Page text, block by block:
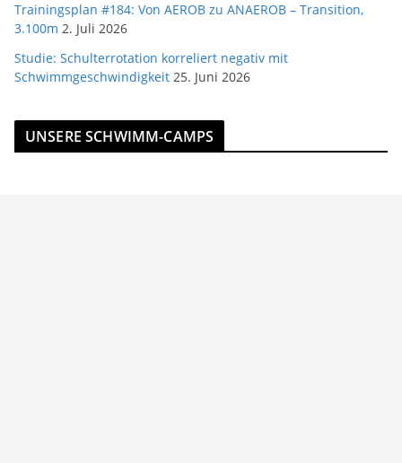
Trainingsplan #184: Von AEROB zu ANAEROB – Transition,
3.100m 2. Juli 2026
Studie: Schulterrotation korreliert negativ mit
Schwimmgeschwindigkeit 25. Juni 2026
UNSERE SCHWIMM-CAMPS